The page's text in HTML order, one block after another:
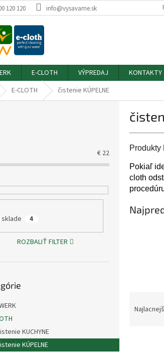
120 120 info@vysavame.sk
E-CLOTH VÝPREDAJ KONTAKTY
E-CLOTH čistenie KÚPELNE
€ 22
sklade 4
ROZBALIŤ FILTER
KUCHYNE
KÚPELNE
Pokiaľ
cloth